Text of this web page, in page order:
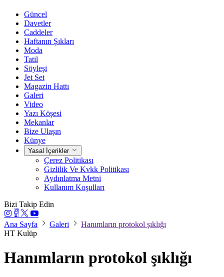
Güncel
Davetler
Caddeler
Haftanın Şıkları
Moda
Tatil
Söyleşi
Jet Set
Magazin Hattı
Galeri
Video
Yazı Köşesi
Mekanlar
Bize Ulaşın
Künye
Yasal İçerikler
Çerez Politikası
Gizlilik Ve Kvkk Politikası
Aydınlatma Metni
Kullanım Koşulları
Bizi Takip Edin
Ana Sayfa Galeri
Hanımların protokol şıklığı
HT Kulüp
Hanımların protokol şıklığı